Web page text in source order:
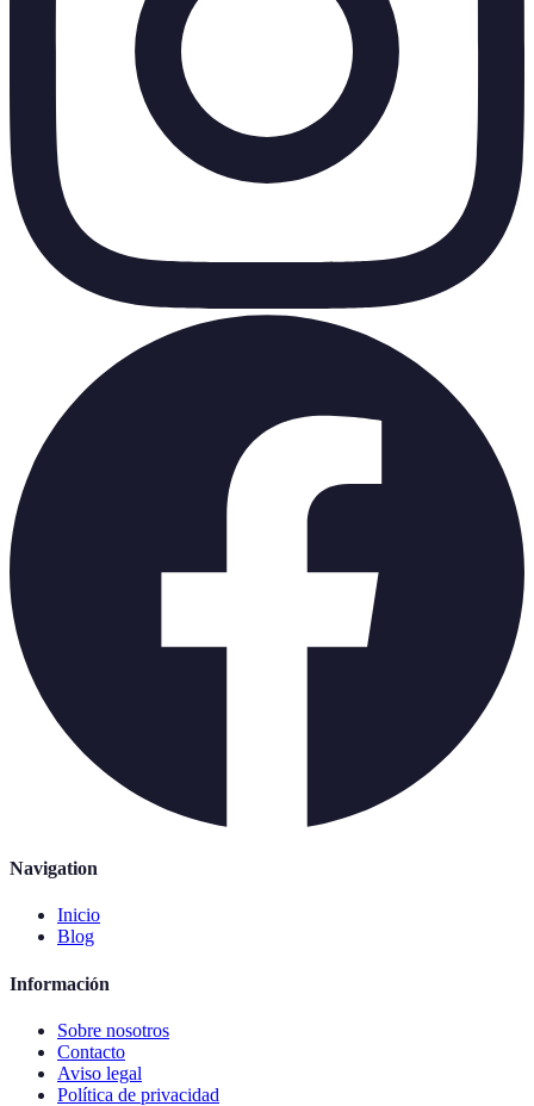
Navigation
Inicio
Blog
Información
Sobre nosotros
Contacto
Aviso legal
Política de privacidad